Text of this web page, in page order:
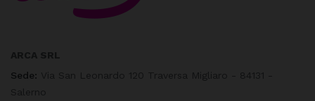
Sede: